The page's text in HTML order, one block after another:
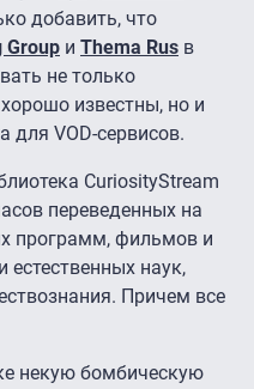
добавить, что
Group и Thema Rus в
не только
известны, но и
для VOD-сервисов.
CuriosityStream
переведенных на
программ, фильмов и
естественных наук,
Причем все
некую бомбическую